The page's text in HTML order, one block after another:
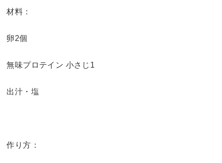
材料：
卵2個
無味プロテイン 小さじ1
出汁・塩
作り方：